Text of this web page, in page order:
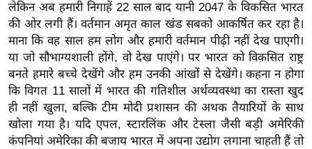
a
k
i
n
g
N
e
w
लेकिन अब हमारी निगाहें 22 साल बाद यानी 2047 के विकसित भारत
की ओर लगी हैं। वर्तमान अमृत काल खंड सबको आकर्षित कर रहा है।
माना कि वह साल हम लोग और हमारी वर्तमान पीढ़ी नहीं देख पाएगी।
या जो सौभाग्यशाली होंगे, वो देख पाएंगे। पर भारत को विकसित राष्ट्र
बनते हमारे बच्चे देखेंगे और हम उनकी आंखों से देखेंगे। कहना न होगा
कि विगत 11 सालों में भारत की गतिशील अर्थव्यवस्था का रास्ता खुद
ही नहीं खुला, बल्कि टीम मोदी प्रशासन की अथक तैयारियों के साथ
खोला गया है। यदि एपल, स्टारलिंक और टेस्ला जैसी बड़ी अमेरिकी
कंपनियां अमेरिका की बजाय भारत में अपना उद्योग लगाना चाहती हैं तो